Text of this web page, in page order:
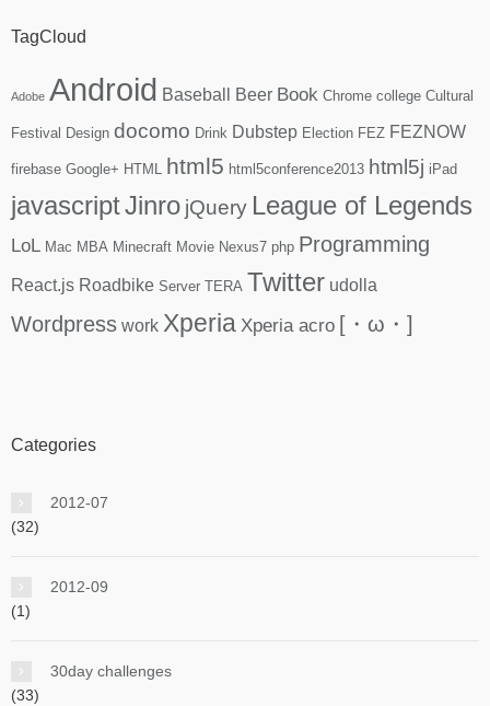
TagCloud
Adobe Android Baseball Beer Book Chrome college Cultural
Festival Design docomo Drink Dubstep Election FEZ FEZNOW
firebase Google+ HTML html5 html5conference2013 html5j iPad
javascriptJinro jQuery League of Legends
LoL Mac MBA Minecraft Movie Nexus7 php Programming
React.js Roadbike Server TERA Twitter udolla
Wordpress work Xperia Xperia acro [・ω・]
Categories
2012-07
(32)
2012-09
(1)
30day challenges
(33)